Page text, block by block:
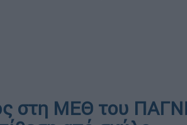
στη ΜΕΘ του